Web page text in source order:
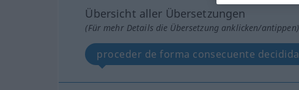
Übersicht aller Übersetzungen
(Für mehr Details die Übersetzung anklicken/antippen)
proceder de forma consecuente decidida